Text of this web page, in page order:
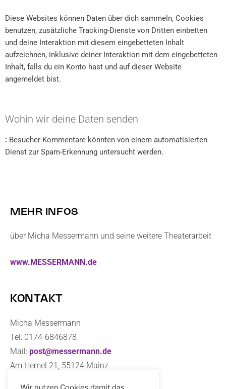
Diese Websites können Daten über dich sammeln, Cookies
benutzen, zusätzliche Tracking-Dienste von Dritten einbetten
und deine Interaktion mit diesem eingebetteten Inhalt
aufzeichnen, inklusive deiner Interaktion mit dem eingebetteten
Inhalt, falls du ein Konto hast und auf dieser Website
angemeldet bist.
Wohin wir deine Daten senden
: Besucher-Kommentare könnten von einem automatisierten
Dienst zur Spam-Erkennung untersucht werden.
MEHR INFOS
über Micha Messermann und seine weitere Theaterarbeit
www.MESSERMANN.de
KONTAKT
Micha Messermann
Tel: 0174-6846878
Mail: post@messermann.de
Am Hemel 21, 55124 Mainz